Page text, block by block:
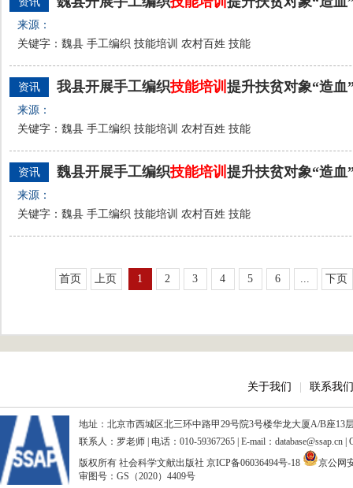
来源：
关键字：魏县 手工编织 技能培训 农村百姓 技能
资讯 我县开展手工编织技能培训 提升扶贫对象“造血
来源：
关键字：魏县 手工编织 技能培训 农村百姓 技能
资讯 魏县开展手工编织技能培训 提升扶贫对象“造血
来源：
关键字：魏县 手工编织 技能培训 农村百姓 技能
首页 上页 1 2 3 4 5 6 ... 下页
关于我们 联系我们
地址：北京市西城区北三环中路甲29号院3号楼华龙大厦A/B座13
联系人：罗老师 | 电话：010-59367265 | E-mail：database@ssap.cn
版权所有 社会科学文献出版社 京ICP备06036494号-18
京公网
审图号：GS（2020）4409号